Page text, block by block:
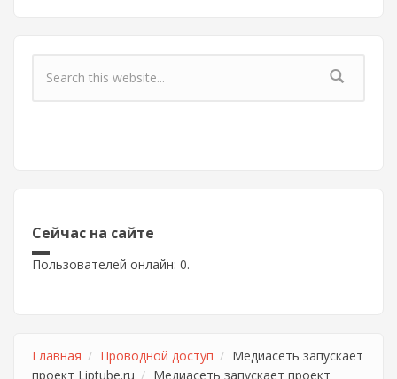
Форма поиска
Сейчас на сайте
Пользователей онлайн: 0.
Главная Проводной доступ
Медиасеть запускает
проект Liptube.ru
Медиасеть запускает проект